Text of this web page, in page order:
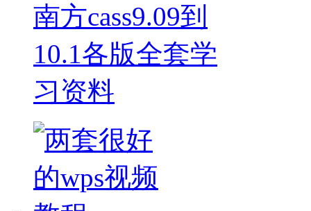
南方cass9.09到
10.1各版全套学
习资料